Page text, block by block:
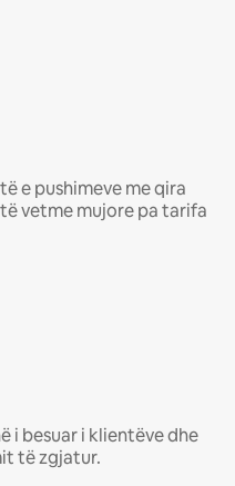
e pushimeve me qira
vetme mujore pa tarifa
i besuar i klientëve dhe
të zgjatur.